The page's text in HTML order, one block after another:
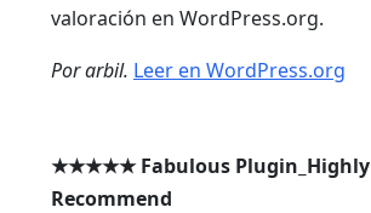
valoración en WordPress.org.
Por arbil. Leer en WordPress.org
★★★★★ Fabulous Plugin_Highly
Recommend